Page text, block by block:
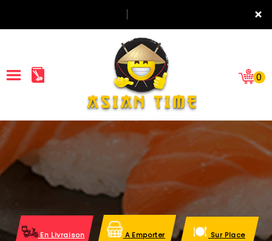
×
ACCUEIL
LA CARTE
VOS AVIS
0
En Livraison A Emporter Sur Place